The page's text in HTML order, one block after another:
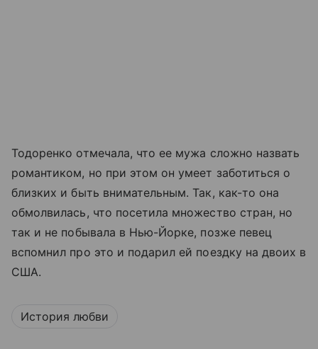
Тодоренко отмечала, что ее мужа сложно назвать
романтиком, но при этом он умеет заботиться о
близких и быть внимательным. Так, как-то она
обмолвилась, что посетила множество стран, но
так и не побывала в Нью-Йорке, позже певец
вспомнил про это и подарил ей поездку на двоих в
США.
История любви